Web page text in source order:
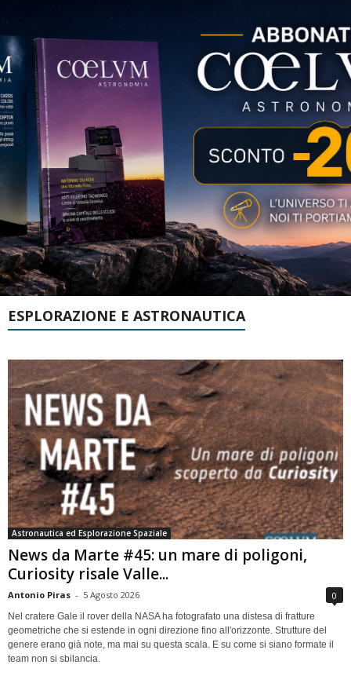
ESPLORAZIONE E ASTRONAUTICA
Astronautica ed Esplorazione Spaziale
News da Marte #45: un mare di poligoni,
Curiosity risale Valle...
Antonio Piras - 5 Agosto 2026 0
Nel cratere Gale il rover della NASA ha fotografato una distesa di fratture
geometriche che si estende in ogni direzione fino all'orizzonte. Strutture del
genere erano già note, ma mai su questa scala. E su come si siano formate il
team non si sbilancia.